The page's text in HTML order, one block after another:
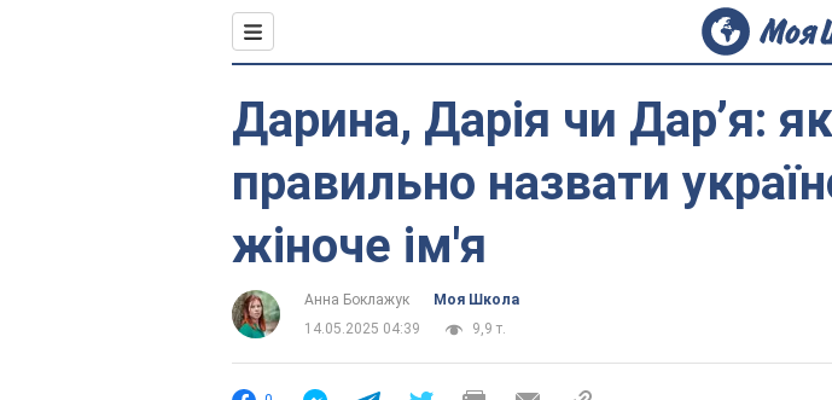
Дарина, Дарія чи Дар’я: як
правильно назвати
жіноче ім'я
Анна Боклажук
Моя Школа
14.05.2025 04:39
9,9 т.